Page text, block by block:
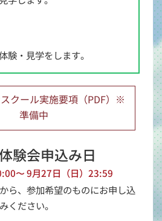
験・見学をします。
クール実施要項（PDF）※
準備中
験会申込み日
〜 9月27日（日）23:59
ら、参加希望のものにお申し込
みください。